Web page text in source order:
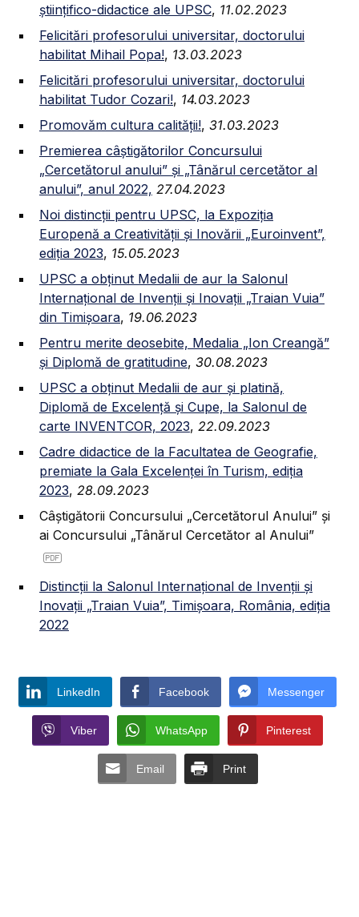
științifico-didactice ale UPSC, 11.02.2023
Felicitări profesorului universitar, doctorului
habilitat Mihail Popa!, 13.03.2023
Felicitări profesorului universitar, doctorului
habilitat Tudor Cozari!, 14.03.2023
Promovăm cultura calității!, 31.03.2023
Premierea câștigătorilor Concursului
„Cercetătorul anului” și „Tânărul cercetător al
anului”, anul 2022, 27.04.2023
Noi distincții pentru UPSC, la Expoziția
Europenă a Creativității și Inovării „Euroinvent”,
ediția 2023, 15.05.2023
UPSC a obținut Medalii de aur la Salonul
Internațional de Invenții și Inovații „Traian Vuia”
din Timișoara, 19.06.2023
Pentru merite deosebite, Medalia „Ion Creangă”
și Diplomă de gratitudine, 30.08.2023
UPSC a obținut Medalii de aur și platină,
Diplomă de Excelență și Cupe, la Salonul de
carte INVENTCOR, 2023, 22.09.2023
Cadre didactice de la Facultatea de Geografie,
premiate la Gala Excelenței în Turism, ediția
2023, 28.09.2023
Câștigătorii Concursului „Cercetătorul Anului” și
ai Concursului „Tânărul Cercetător al Anului”
Distincții la Salonul Internațional de Invenții și
Inovații „Traian Vuia”, Timișoara, România, ediția
2022
LinkedIn Facebook Messenger
Viber WhatsApp Pinterest
Email Print